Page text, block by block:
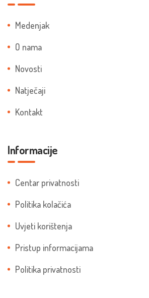
Medenjak
O nama
Novosti
Natječaji
Kontakt
Informacije
Centar privatnosti
Politika kolačića
Uvjeti korištenja
Pristup informacijama
Politika privatnosti